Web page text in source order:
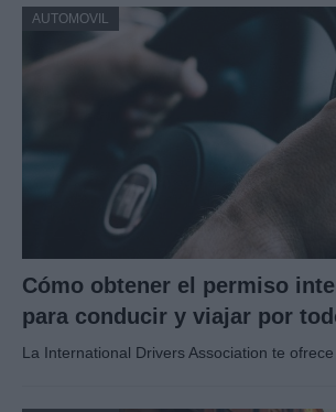
AUTOMOVIL
Cómo obtener el permiso
para conducir y viajar por
La International Drivers Association te